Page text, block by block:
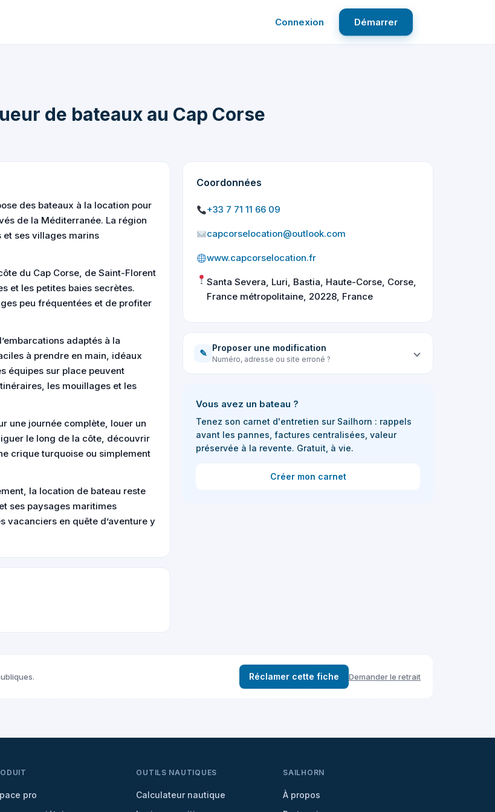
Connexion Démarrer
de bateaux au Cap Corse
des bateaux à la location pour
de la Méditerranée. La région
et ses villages marins
du Cap Corse, de Saint-Florent
et les petites baies secrètes.
peu fréquentées et de profiter
adaptés à la
à prendre en main, idéaux
équipes sur place peuvent
les mouillages et les
une journée complète, louer un
le long de la côte, découvrir
crique turquoise ou simplement
la location de bateau reste
ses paysages maritimes
vacanciers en quête d’aventure y
Coordonnées
+33 7 71 11 66 09
capcorselocation@outlook.com
www.capcorselocation.fr
Santa Severa, Luri, Bastia, Haute-Corse, Corse,
France métropolitaine, 20228, France
✎ Proposer une modification
Numéro, adresse ou site erroné ?
Vous avez un bateau ?
Tenez son carnet d'entretien sur Sailhorn : rappels
avant les pannes, factures centralisées, valeur
préservée à la revente. Gratuit, à vie.
Créer mon carnet
Réclamer cette fiche Demander le retrait
pro
OUTILS NAUTIQUES
Calculateur nautique
SAILHORN
À propos